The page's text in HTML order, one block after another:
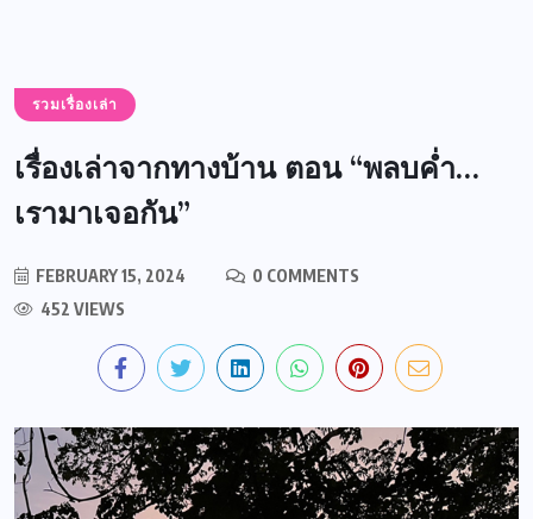
รวมเรื่องเล่า
เรื่องเล่าจากทางบ้าน ตอน “พลบค่ำ…
เรามาเจอกัน”
FEBRUARY 15, 2024
0 COMMENTS
452 VIEWS